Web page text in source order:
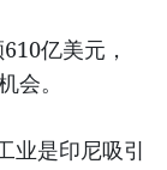
亿美元，
会。
业是印尼吸引